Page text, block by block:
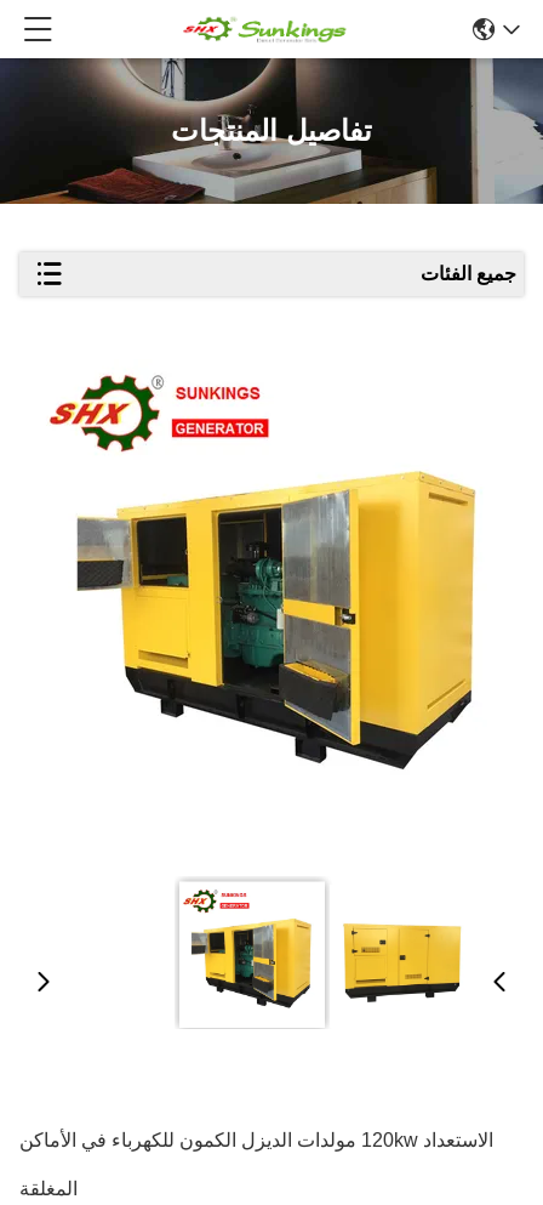
تفاصيل المنتجات
جميع الفئات
الاستعداد 120kw مولدات الديزل الكمون للكهرباء في الأماكن
المغلقة